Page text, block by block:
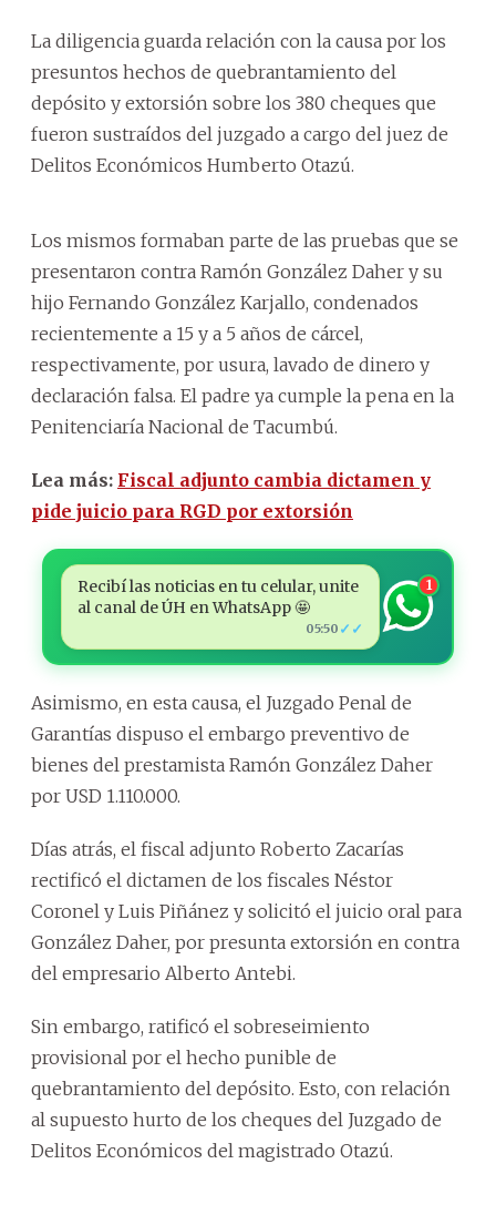
La diligencia guarda relación con la causa por los
presuntos hechos de quebrantamiento del
depósito y extorsión sobre los 380 cheques que
fueron sustraídos del juzgado a cargo del juez de
Delitos Económicos Humberto Otazú.
Los mismos formaban parte de las pruebas que se
presentaron contra Ramón González Daher y su
hijo Fernando González Karjallo, condenados
recientemente a 15 y a 5 años de cárcel,
respectivamente, por usura, lavado de dinero y
declaración falsa. El padre ya cumple la pena en la
Penitenciaría Nacional de Tacumbú.
Lea más: Fiscal adjunto cambia dictamen y
pide juicio para RGD por extorsión
Recibí las noticias en tu celular, unite
al canal de ÚH en WhatsApp 🤩
05:50 ✓✓
1
Asimismo, en esta causa, el Juzgado Penal de
Garantías dispuso el embargo preventivo de
bienes del prestamista Ramón González Daher
por USD 1.110.000.
Días atrás, el fiscal adjunto Roberto Zacarías
rectificó el dictamen de los fiscales Néstor
Coronel y Luis Piñánez y solicitó el juicio oral para
González Daher, por presunta extorsión en contra
del empresario Alberto Antebi.
Sin embargo, ratificó el sobreseimiento
provisional por el hecho punible de
quebrantamiento del depósito. Esto, con relación
al supuesto hurto de los cheques del Juzgado de
Delitos Económicos del magistrado Otazú.